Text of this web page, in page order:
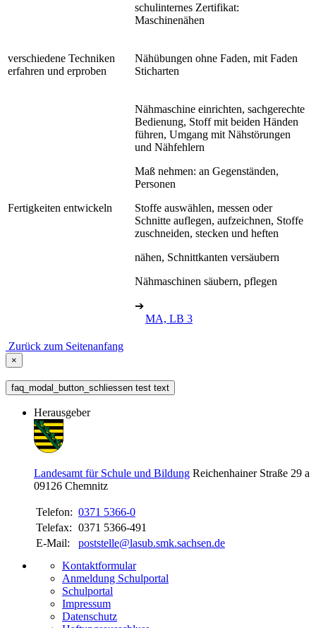
schulinternes Zertifikat:
Maschinenähen
verschiedene Techniken
erfahren und erproben
Nähübungen ohne Faden, mit Faden
Sticharten
Fertigkeiten entwickeln
Nähmaschine einrichten, sachgerechte
Bedienung, Stoff mit beiden Händen
führen, Umgang mit Nähstörungen
und Nähfehlern
Maß nehmen: an Gegenständen,
Personen
Stoffe auswählen, messen oder
Schnitte auflegen, aufzeichnen, Stoffe
zuschneiden, stecken und heften
nähen, Schnittkanten versäubern
Nähmaschinen säubern, pflegen
➔
MA, LB 3
Zurück zum Seitenanfang
×
faq_modal_button_schliessen test text
Herausgeber
Landesamt für Schule und Bildung Reichenhainer Straße 29 a
09126 Chemnitz
Telefon: 0371 5366-0
Telefax: 0371 5366-491
E-Mail:
poststelle@lasub.smk.sachsen.de
Kontaktformular
Anmeldung Schulportal
Schulportal
Impressum
Datenschutz